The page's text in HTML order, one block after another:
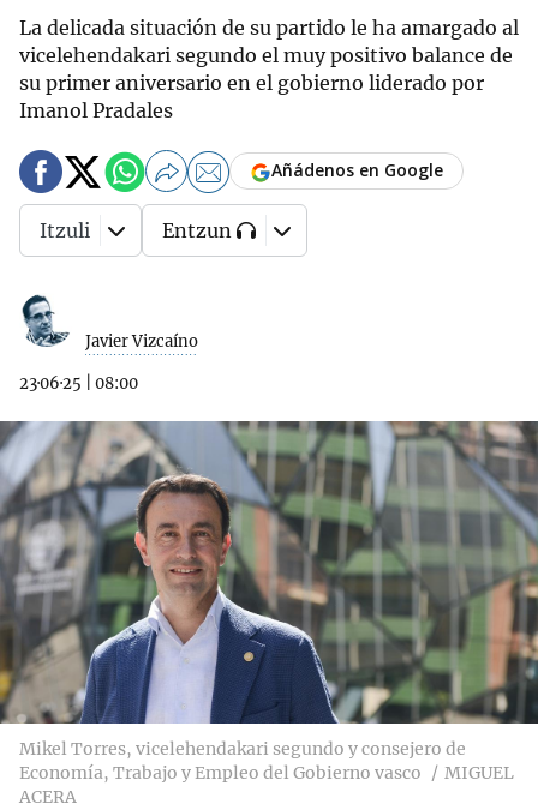
La delicada situación de su partido le ha amargado al
vicelehendakari segundo el muy positivo balance de
su primer aniversario en el gobierno liderado por
Imanol Pradales
Javier Vizcaíno
23·06·25 08:00
Añádenos en Google
Itzuli Entzun
Mikel Torres, vicelehendakari segundo y consejero de
Economía, Trabajo y Empleo del Gobierno vasco
MIGUEL
ACERA